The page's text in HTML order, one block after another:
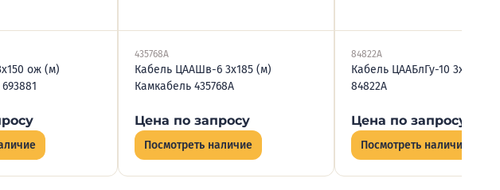
ож (м)
435768А
Кабель ЦААШв-6 3х185 (м)
Камкабель 435768А
Цена по запросу
Посмотреть наличие
84822А
Кабель ЦААБлГу-10 3х185
84822А
Цена по запросу
Посмотреть наличие